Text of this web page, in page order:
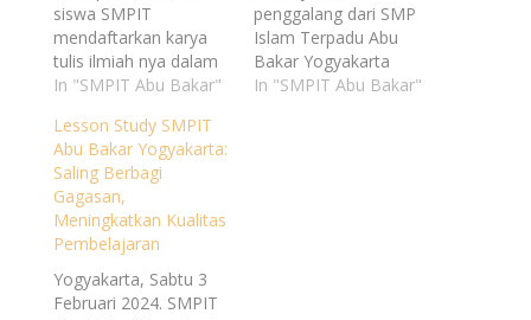
siswa SMPIT
mendaftarkan karya
tulis ilmiah nya dalam
pencatatan kekayaan
produk yang berjudul:
Health Serum: Serum
Ekstrak Daun Kelor
Terintegrasi Andaliman
Antioxidant Solusi
Pencerah Alami dan
Penuaan Dini. Karya
tersebut merupakan
In "SMPIT Abu Bakar"
penggalang dari SMP
Islam Terpadu Abu
Bakar Yogyakarta
ABY) dikukuhkan
In "SMPIT Abu Bakar"
Lesson Study SMPIT
Abu Bakar Yogyakarta:
Saling Berbagi
Gagasan,
Meningkatkan Kualitas
Pembelajaran
Yogyakarta, Sabtu 3
Februari 2024. SMPIT